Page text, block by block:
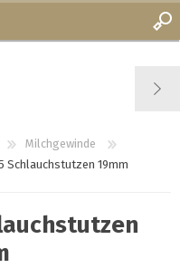
Milchgewinde
Schlauchstutzen 19mm